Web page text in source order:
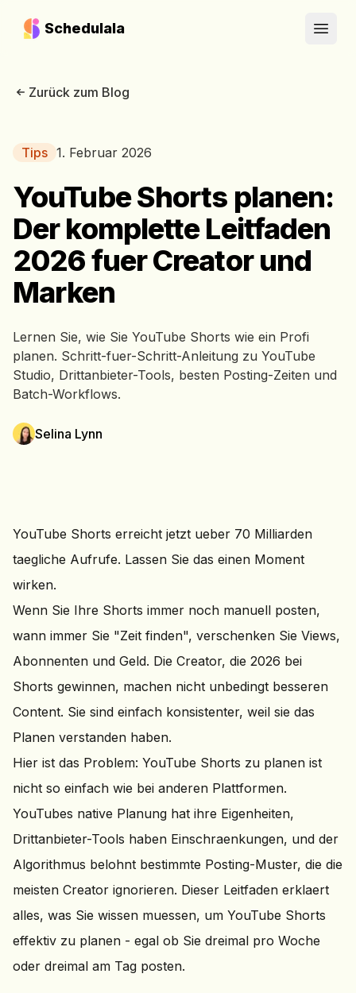
Schedulala
Open
Zurück zum Blog
Tips 1. Februar 2026
YouTube Shorts planen:
Der komplette Leitfaden
2026 fuer Creator und
Marken
Lernen Sie, wie Sie YouTube Shorts wie ein Profi
planen. Schritt-fuer-Schritt-Anleitung zu YouTube
Studio, Drittanbieter-Tools, besten Posting-Zeiten und
Batch-Workflows.
Selina Lynn
YouTube Shorts erreicht jetzt ueber 70 Milliarden
taegliche Aufrufe. Lassen Sie das einen Moment
wirken.
Wenn Sie Ihre Shorts immer noch manuell posten,
wann immer Sie "Zeit finden", verschenken Sie Views,
Abonnenten und Geld. Die Creator, die 2026 bei
Shorts gewinnen, machen nicht unbedingt besseren
Content. Sie sind einfach konsistenter, weil sie das
Planen verstanden haben.
Hier ist das Problem: YouTube Shorts zu planen ist
nicht so einfach wie bei anderen Plattformen.
YouTubes native Planung hat ihre Eigenheiten,
Drittanbieter-Tools haben Einschraenkungen, und der
Algorithmus belohnt bestimmte Posting-Muster, die die
meisten Creator ignorieren. Dieser Leitfaden erklaert
alles, was Sie wissen muessen, um YouTube Shorts
effektiv zu planen - egal ob Sie dreimal pro Woche
oder dreimal am Tag posten.